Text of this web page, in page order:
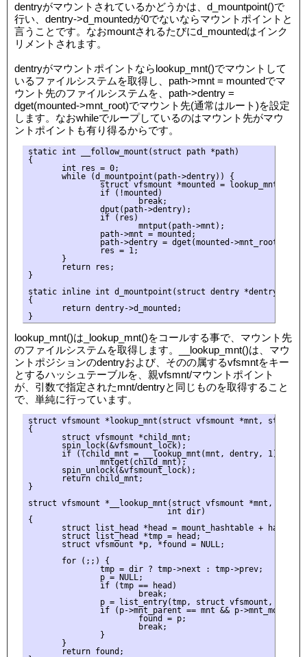
dentryがマウントされているかどうかは、d_mountpoint()で
行い、dentry->d_mountedが0でないならマウントポイントと
言うことです。なおmountされるたびにd_mountedはインク
リメントされます。
dentryがマウントポイントならlookup_mnt()でマウントして
いるファイルシステムを取得し、path->mnt = mountedでマ
ウント先のファイルシステムを、path->dentry =
dget(mounted->mnt_root)でマウント先(通常はルート)を設定
します。なおwhileでループしているのはマウント先がマウ
ントポイントも有り得るからです。
static int __follow_mount(struct path *path)
{
       int res = 0;
       while (d_mountpoint(path->dentry)) {
struct vfsmount *mounted =
               if (!mounted)
                       break;
               dput(path->dentry);
               if (res)
                       mntput(path->mnt);
               path->mnt = mounted;
               path->dentry = dget(mounted->mnt_root);
               res = 1;
       }
       return res;
}
static inline int d_mountpoint(struct dentry *dentry)
{
       return dentry->d_mounted;
lookup_mnt()は_lookup_mnt()をコールする事で、マウント先
のファイルシステムを取得します。__lookup_mnt()は、マウ
ントポジションのdentryおよび、そのの属するvfsmntをキー
とするハッシュテーブルを、親vfsmnt/マウントポイント
が、引数で指定されたmnt/dentryと同じものを取得すること
で、単純に行っています。
struct vfsmount *lookup_mnt(struct vfsmount *mnt, struct
{
       struct vfsmount *child_mnt;
       spin_lock(&vfsmount_lock);
       if ((child_mnt = __lookup_mnt(mnt, dentry, 1)))
               mntget(child_mnt);
       spin_unlock(&vfsmount_lock);
       return child_mnt;
}
struct vfsmount *__lookup_mnt(struct vfsmount *mnt,
                             int dir)
{
struct list_head *head = mount_hashtable +
       struct list_head *tmp = head;
       struct vfsmount *p, *found = NULL;
       for (;;) {
               tmp = dir ? tmp->next : tmp->prev;
               p = NULL;
               if (tmp == head)
                       break;
p = list_entry(tmp, struct vfsmount,
if (p->mnt_parent == mnt && p-
                       found = p;
                       break;
               }
       }
       return found;